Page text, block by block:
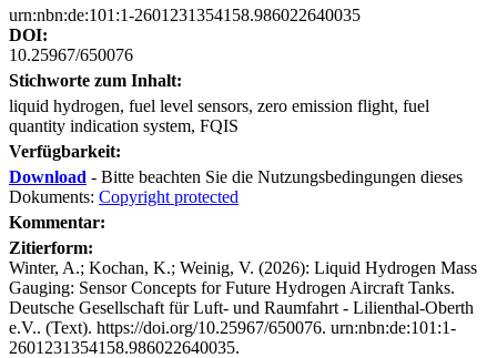
urn:nbn:de:101:1-2601231354158.986022640035
DOI:
10.25967/650076
Stichworte zum Inhalt:
liquid hydrogen, fuel level sensors, zero emission flight, fuel
quantity indication system, FQIS
Verfügbarkeit:
Download - Bitte beachten Sie die Nutzungsbedingungen dieses
Dokuments: Copyright protected
Kommentar:
Zitierform:
Winter, A.; Kochan, K.; Weinig, V. (2026): Liquid Hydrogen Mass
Gauging: Sensor Concepts for Future Hydrogen Aircraft Tanks.
Deutsche Gesellschaft für Luft- und Raumfahrt - Lilienthal-Oberth
e.V.. (Text). https://doi.org/10.25967/650076. urn:nbn:de:101:1-
2601231354158.986022640035.